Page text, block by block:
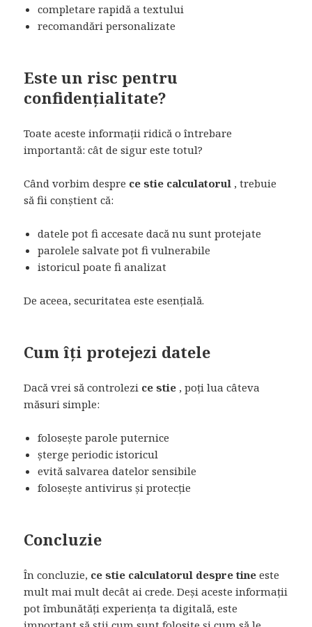
completare rapidă a textului
recomandări personalizate
Este un risc pentru
confidențialitate?
Toate aceste informații ridică o întrebare
importantă: cât de sigur este totul?
Când vorbim despre ce stie calculatorul , trebuie
să fii conștient că:
datele pot fi accesate dacă nu sunt protejate
parolele salvate pot fi vulnerabile
istoricul poate fi analizat
De aceea, securitatea este esențială.
Cum îți protejezi datele
Dacă vrei să controlezi ce stie , poți lua câteva
măsuri simple:
folosește parole puternice
șterge periodic istoricul
evită salvarea datelor sensibile
folosește antivirus și protecție
Concluzie
În concluzie, ce stie calculatorul despre tine este
mult mai mult decât ai crede. Deși aceste informații
pot îmbunătăți experiența ta digitală, este